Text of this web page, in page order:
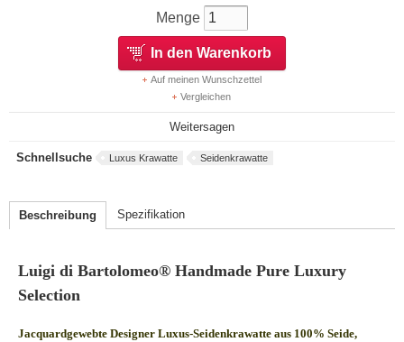
Menge
In den Warenkorb
Auf meinen Wunschzettel
Vergleichen
Weitersagen
Schnellsuche Luxus Krawatte Seidenkrawatte
Beschreibung Spezifikation
Luigi di Bartolomeo® Handmade Pure Luxury
Selection
Jacquardgewebte Designer Luxus-Seidenkrawatte aus 100% Seide,